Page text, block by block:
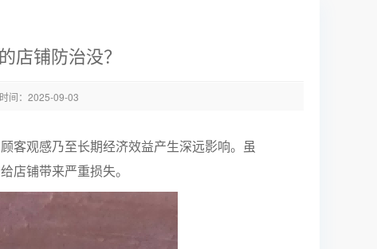
店铺防治没？
间：2025-09-03
客观感乃至长期经济效益产生深远影响。虽
店铺带来严重损失。